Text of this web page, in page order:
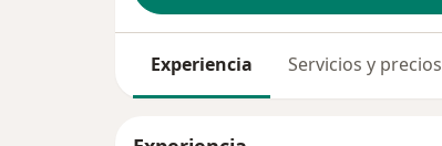
Experiencia Servicios y precios